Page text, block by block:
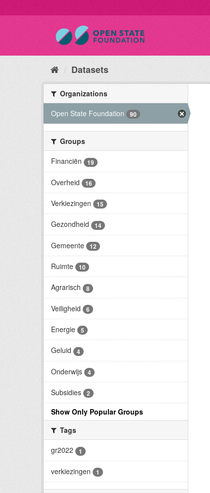
Datasets
Organizations
Open State Foundation
90
Groups
Financiën
19
Overheid 16
Verkiezingen 15
Gezondheid 14
Gemeente 12
Ruimte 10
Agrarisch 8
Veiligheid 6
Energie 5
Geluid 4
Onderwijs 4
Subsidies 2
Show Only Popular Groups
Tags
gr2022
1
verkiezingen 1